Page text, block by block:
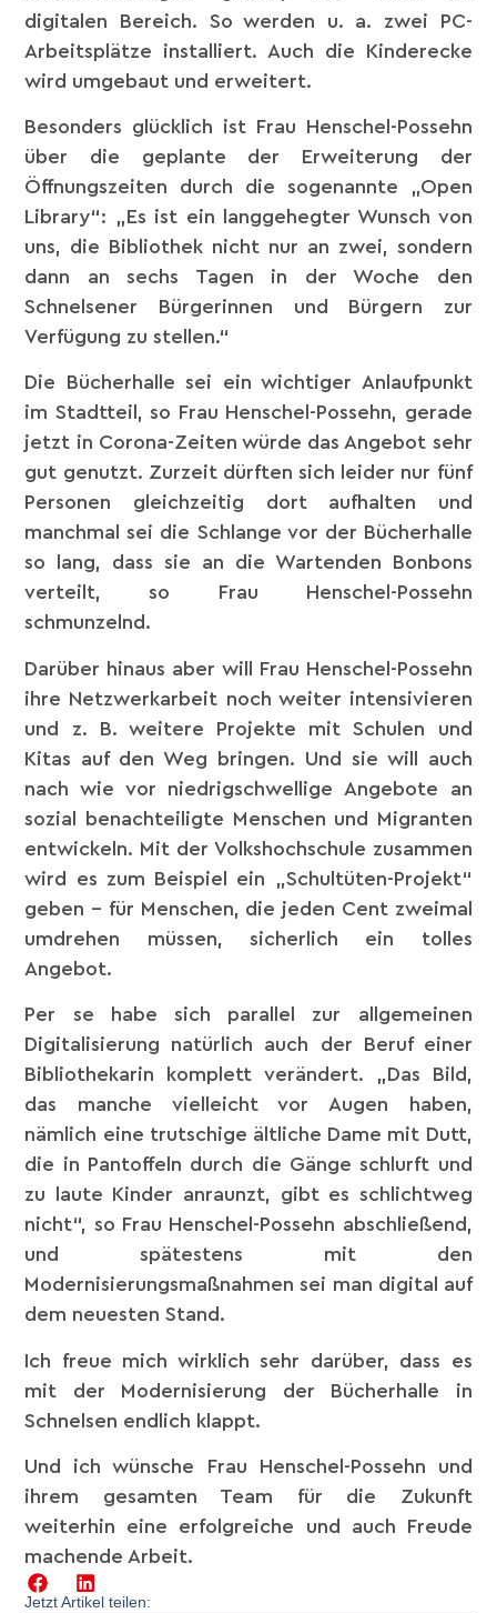
digitalen Bereich. So werden u. a. zwei PC-
Arbeitsplätze installiert. Auch die Kinderecke
wird umgebaut und erweitert.
Besonders glücklich ist Frau Henschel-Possehn
über die geplante der Erweiterung der
Öffnungszeiten durch die sogenannte „Open
Library“: „Es ist ein langgehegter Wunsch von
uns, die Bibliothek nicht nur an zwei, sondern
dann an sechs Tagen in der Woche den
Schnelsener Bürgerinnen und Bürgern zur
Verfügung zu stellen.“
Die Bücherhalle sei ein wichtiger Anlaufpunkt
im Stadtteil, so Frau Henschel-Possehn, gerade
jetzt in Corona-Zeiten würde das Angebot sehr
gut genutzt. Zurzeit dürften sich leider nur fünf
Personen gleichzeitig dort aufhalten und
manchmal sei die Schlange vor der Bücherhalle
so lang, dass sie an die Wartenden Bonbons
verteilt, so Frau Henschel-Possehn
schmunzelnd.
Darüber hinaus aber will Frau Henschel-Possehn
ihre Netzwerkarbeit noch weiter intensivieren
und z. B. weitere Projekte mit Schulen und
Kitas auf den Weg bringen. Und sie will auch
nach wie vor niedrigschwellige Angebote an
sozial benachteiligte Menschen und Migranten
entwickeln. Mit der Volkshochschule zusammen
wird es zum Beispiel ein „Schultüten-Projekt“
geben – für Menschen, die jeden Cent zweimal
umdrehen müssen, sicherlich ein tolles
Angebot.
Per se habe sich parallel zur allgemeinen
Digitalisierung natürlich auch der Beruf einer
Bibliothekarin komplett verändert. „Das Bild,
das manche vielleicht vor Augen haben,
nämlich eine trutschige ältliche Dame mit Dutt,
die in Pantoffeln durch die Gänge schlurft und
zu laute Kinder anraunzt, gibt es schlichtweg
nicht“, so Frau Henschel-Possehn abschließend,
und spätestens mit den
Modernisierungsmaßnahmen sei man digital auf
dem neuesten Stand.
Ich freue mich wirklich sehr darüber, dass es
mit der Modernisierung der Bücherhalle in
Schnelsen endlich klappt.
Und ich wünsche Frau Henschel-Possehn und
ihrem gesamten Team für die Zukunft
weiterhin eine erfolgreiche und auch Freude
machende Arbeit.
Jetzt Artikel teilen: